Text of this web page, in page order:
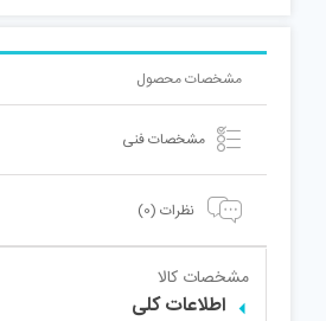
مشخصات محصول
مشخصات فنی
نظرات (0)
مشخصات کالا
اطلاعات کلی